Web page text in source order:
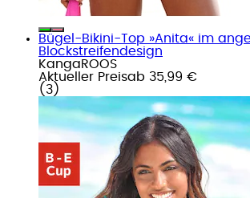
Bügel-Bikini-Top »Anita« im
Blockstreifendesign
KangaROOS
Aktueller Preisab 35,99 €
( 3 )